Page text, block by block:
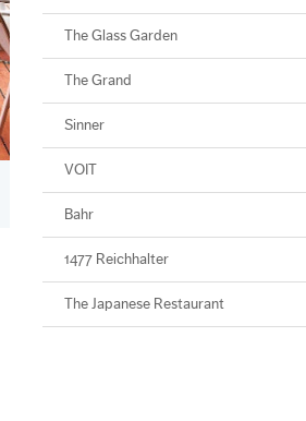
The Glass Garden
The Grand
Sinner
VOIT
Bahr
1477 Reichhalter
The Japanese Restaurant